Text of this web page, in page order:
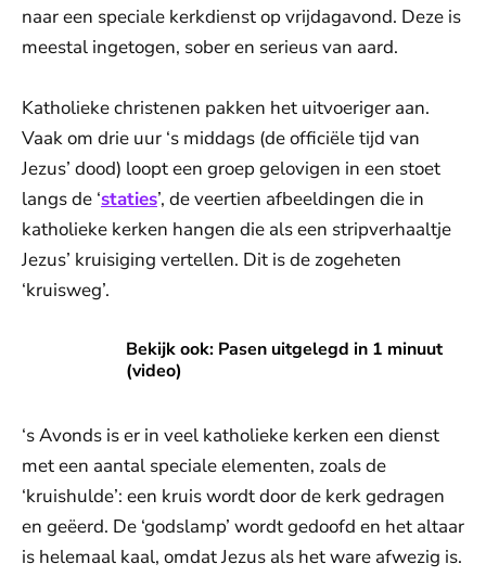
naar een speciale kerkdienst op vrijdagavond. Deze is
meestal ingetogen, sober en serieus van aard.
Katholieke christenen pakken het uitvoeriger aan.
Vaak om drie uur ‘s middags (de officiële tijd van
Jezus’ dood) loopt een groep gelovigen in een stoet
langs de ‘staties’, de veertien afbeeldingen die in
katholieke kerken hangen die als een stripverhaaltje
Jezus’ kruisiging vertellen. Dit is de zogeheten
‘kruisweg’.
Bekijk ook: Pasen uitgelegd in 1 minuut
(video)
Bekijk ook: Pasen uitgelegd in 1 minuut (video)
‘s Avonds is er in veel katholieke kerken een dienst
met een aantal speciale elementen, zoals de
‘kruishulde’: een kruis wordt door de kerk gedragen
en geëerd. De ‘godslamp’ wordt gedoofd en het altaar
is helemaal kaal, omdat Jezus als het ware afwezig is.